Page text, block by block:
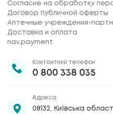
Согласие на обработку
Договор публичной оферты
Аптечные учреждения-
Доставка и оплата
nav.payment
Контактний телефон
0 800 338 035
Адреса
08132, Київська